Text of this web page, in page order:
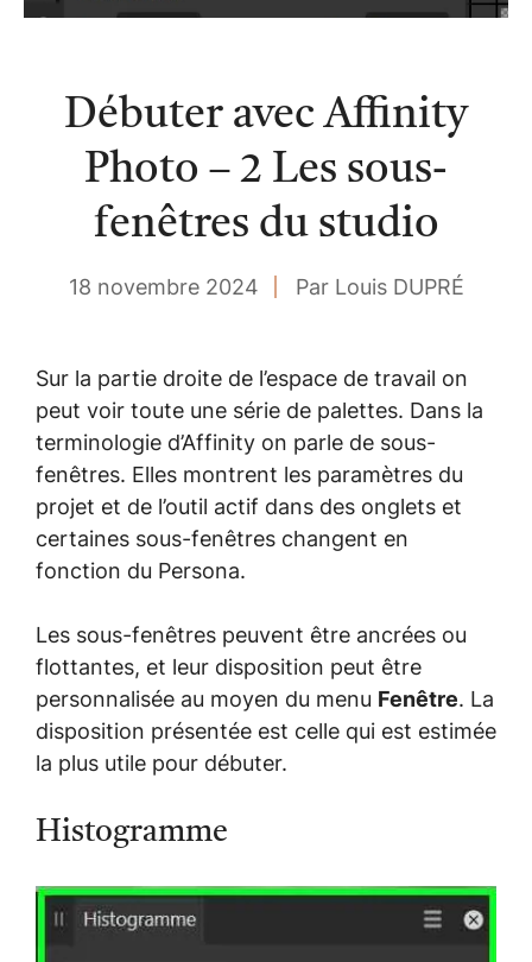
Débuter avec Affinity
Photo – 2 Les sous-
fenêtres du studio
18 novembre 2024 Par Louis DUPRÉ
Sur la partie droite de l’espace de travail on
peut voir toute une série de palettes. Dans la
terminologie d’Affinity on parle de sous-
fenêtres. Elles montrent les paramètres du
projet et de l’outil actif dans des onglets et
certaines sous-fenêtres changent en
fonction du Persona.
Les sous-fenêtres peuvent être ancrées ou
flottantes, et leur disposition peut être
personnalisée au moyen du menu Fenêtre. La
disposition présentée est celle qui est estimée
la plus utile pour débuter.
Histogramme